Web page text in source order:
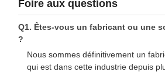
Foire aux questions
Q1. Êtes-vous un fabricant ou une
?
Nous sommes définitivement un
qui est dans cette industrie depuis